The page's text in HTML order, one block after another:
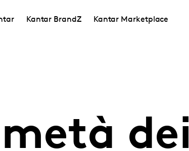
Kantar BrandZ Kantar Marketplace
dei